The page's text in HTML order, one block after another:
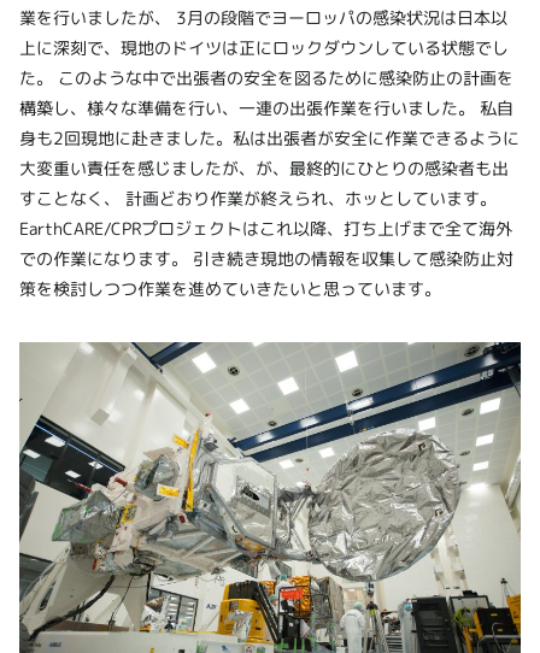
業を行いましたが、 3月の段階でヨーロッパの感染状況は日本以
上に深刻で、現地のドイツは正にロックダウンしている状態でし
た。 このような中で出張者の安全を図るために感染防止の計画を
構築し、様々な準備を行い、一連の出張作業を行いました。 私自
身も2回現地に赴きました。私は出張者が安全に作業できるように
大変重い責任を感じましたが、が、最終的にひとりの感染者も出
すことなく、 計画どおり作業が終えられ、ホッとしています。
EarthCARE/CPRプロジェクトはこれ以降、打ち上げまで全て海外
での作業になります。 引き続き現地の情報を収集して感染防止対
策を検討しつつ作業を進めていきたいと思っています。